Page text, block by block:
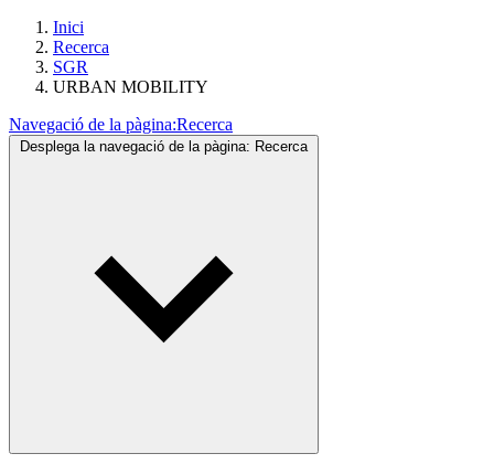
Inici
Recerca
SGR
URBAN MOBILITY
Navegació de la pàgina:Recerca
Desplega la navegació de la pàgina: Recerca